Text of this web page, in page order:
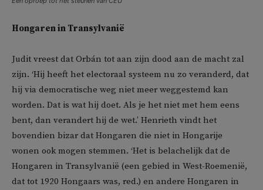
Hongaren in Transylvanië
Judit vreest dat Orbán tot aan zijn dood aan de macht zal
zijn. ‘Hij heeft het electoraal systeem nu zo veranderd, dat
hij via democratische weg niet meer weggestemd kan
worden. Dat is wat hij doet. Als je het niet met hem eens
bent, dan verandert hij de wet.’ Henrieth vindt het
bovendien bizar dat Hongaren die niet in Hongarije
wonen ook mogen stemmen. ‘Het is belachelijk dat de
Hongaren in Transylvanië (een gebied in West-Roemenië,
dat tot 1920 Hongaars was, red.) en andere Hongaren in